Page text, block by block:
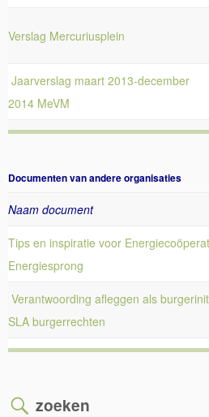
Verslag Mercuriusplein
Jaarverslag maart 2013-december
2014 MeVM
Documenten van andere organisaties
Naam document
Tips en inspiratie voor
Energiesprong
Verantwoording afleggen als
SLA burgerrechten
zoeken